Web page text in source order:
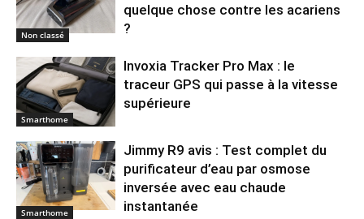
Non classé
quelque chose contre les acariens
?
Smarthome
Invoxia Tracker Pro Max : le
traceur GPS qui passe à la vitesse
supérieure
Smarthome
Jimmy R9 avis : Test complet du
purificateur d’eau par osmose
inversée avec eau chaude
instantanée